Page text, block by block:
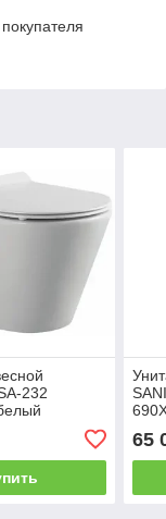
232
65